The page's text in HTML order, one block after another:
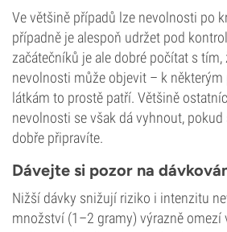
Ve většině případů lze nevolnosti po
případně je alespoň udržet pod
začátečníků je ale dobré počítat s tím,
nevolnosti může objevit – k
látkám to prostě patří. Většině
nevolnosti se však dá vyhnout,
dobře připravíte.
Dávejte si pozor na
Nižší dávky snižují riziko i intenzitu
množství (1–2 gramy) výrazně omezí